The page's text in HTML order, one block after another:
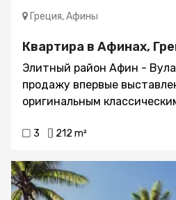
Греция, Афины
Квартира в Афинах,
Элитный район Афин -
продажу впервые
оригинальным
участок - 350 м2 Сад - 100
панорамным видом на море
камином , и столовой комнатой . Двойной
3 212 m²